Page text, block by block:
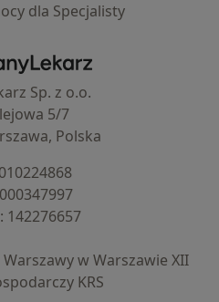
dla Specjalisty
ZnanyLekarz - Strona główna
Sp. z o.o.
5/7
Polska
⁠142276657
w Warszawie XII
KRS